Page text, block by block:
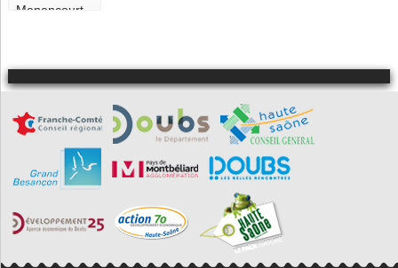
Menoncourt
Morvillars
Petit-Croix
Phaffans
Recouvrance
Reppe
Suarce
Vellescot